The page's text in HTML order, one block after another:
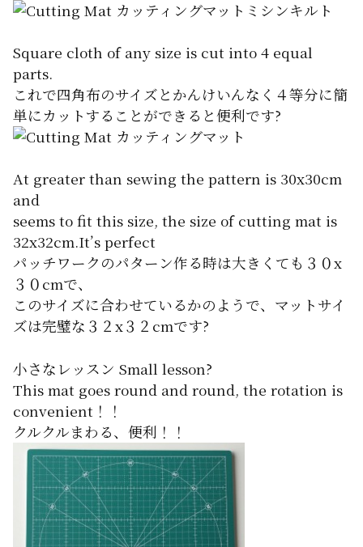
Square cloth of any size is cut into 4 equal
parts.
これで四角布のサイズとかんけいんなく４等分に簡
単にカットすることができると便利です?
At greater than sewing the pattern is 30x30cm
and
seems to fit this size, the size of cutting mat is
32x32cm.It’s perfect
パッチワークのパターン作る時は大きくても３０x
３０cmで、
このサイズに合わせているかのようで、マットサイ
ズは完璧な３２x３２cmです?
小さなレッスン Small lesson?
This mat goes round and round, the rotation is
convenient！！
クルクルまわる、便利！！